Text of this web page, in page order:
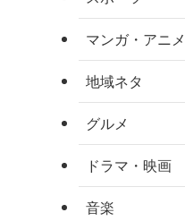
マンガ・アニ
地域ネタ
グルメ
ドラマ・映画
音楽